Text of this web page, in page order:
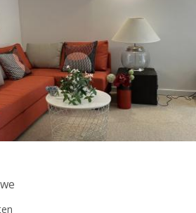
150 €
11 maanden, 10 maanden, 5-6
maanden, 3-4 maanden, per maand
Domiciliëring:
Nee
Inrichting
Badkamer:
Privaat
in de kamer
40 m
2